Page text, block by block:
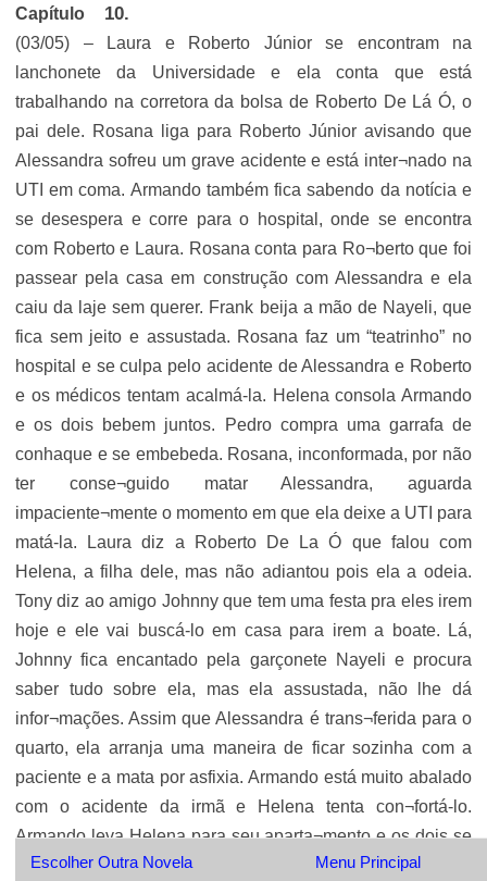
Capítulo
(03/05) – Laura e Roberto Júnior se encontram na
lanchonete da Universidade e ela conta que está
trabalhando na corretora da bolsa de Roberto De Lá Ó, o
pai dele. Rosana liga para Roberto Júnior avisando que
Alessandra sofreu um grave acidente e está inter¬nado na
UTI em coma. Armando também fica sabendo da notícia e
se desespera e corre para o hospital, onde se encontra
com Roberto e Laura. Rosana conta para Ro¬berto que foi
passear pela casa em construção com Alessandra e ela
caiu da laje sem querer. Frank beija a mão de Nayeli, que
fica sem jeito e assustada. Rosana faz um “teatrinho” no
hospital e se culpa pelo acidente de Alessandra e Roberto
e os médicos tentam acalmá-la. Helena consola Armando
e os dois bebem juntos. Pedro compra uma garrafa de
conhaque e se embebeda. Rosana, inconformada, por não
ter conse¬guido matar Alessandra, aguarda
impaciente¬mente o momento em que ela deixe a UTI para
matá-la. Laura diz a Roberto De La Ó que falou com
Helena, a filha dele, mas não adiantou pois ela a odeia.
Tony diz ao amigo Johnny que tem uma festa pra eles irem
hoje e ele vai buscá-lo em casa para irem a boate. Lá,
Johnny fica encantado pela garçonete Nayeli e procura
saber tudo sobre ela, mas ela assustada, não lhe dá
infor¬mações. Assim que Alessandra é trans¬ferida para o
quarto, ela arranja uma maneira de ficar sozinha com a
paciente e a mata por asfixia. Armando está muito abalado
com o acidente da irmã e Helena tenta con¬fortá-lo.
Armando leva Helena para seu aparta¬mento e os dois se
embriagam. Nayeli está muito feliz pois além de realizar
Escolher Outra Novela Menu Principal